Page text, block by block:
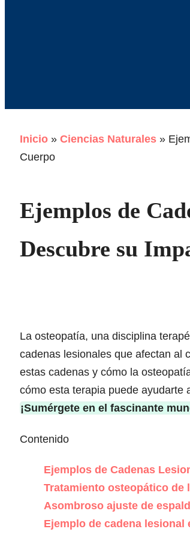
Inicio » Ciencias Naturales »
Cuerpo
Ejemplos de
Descubre su
La osteopatía, una disciplina
cadenas lesionales que afectan al
estas cadenas y cómo la
cómo esta terapia puede ayudarte
¡Sumérgete en el fascinante
Contenido
Ejemplos de Cadenas
Tratamiento osteopático de
Asombroso ajuste de
Ejemplo de cadena